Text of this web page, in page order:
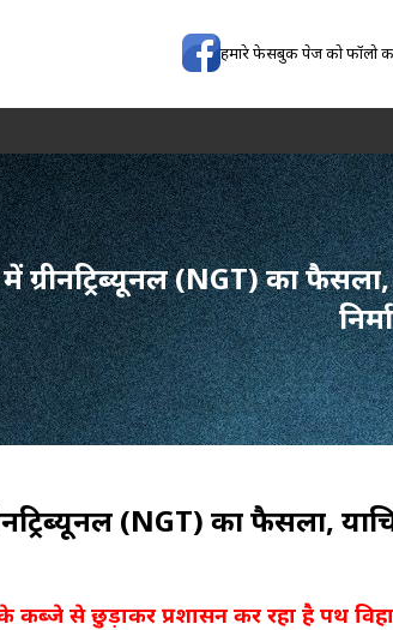
हमारे फेसबुक पेज को फॉलो
ग्रीनट्रिब्यूनल (NGT) का
(NGT) का फैसला,
के कब्जे से छुड़ाकर प्रशासन कर रहा है पथ